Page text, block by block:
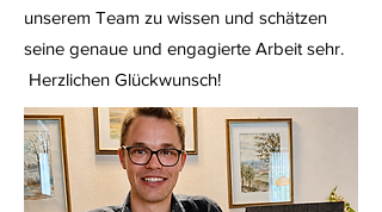
unserem Team zu wissen und schätzen
seine genaue und engagierte Arbeit sehr.
Herzlichen Glückwunsch!